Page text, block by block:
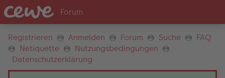
Registrieren Anmelden Forum Suche
FAQ
Netiquette
Nutzungsbedingungen
Datenschutzerklärung